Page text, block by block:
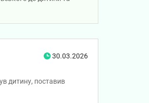
30.03.2026
дитину, поставив